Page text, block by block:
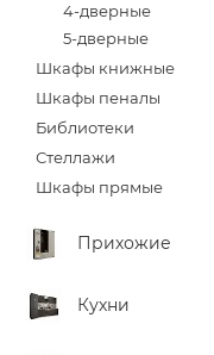
4-дверные
5-дверные
Шкафы книжные
Шкафы пеналы
Библиотеки
Стеллажи
Шкафы прямые
Прихожие
Кухни